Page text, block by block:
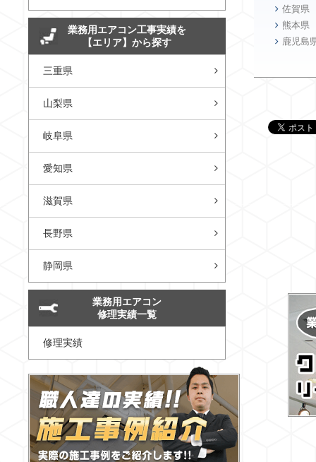
佐賀県
熊本県
鹿児島
業務用エアコン工事実績を
【エリア】から探す
三重県
山梨県
岐阜県
愛知県
滋賀県
長野県
静岡県
業務用エアコン
修理実績一覧
修理実績